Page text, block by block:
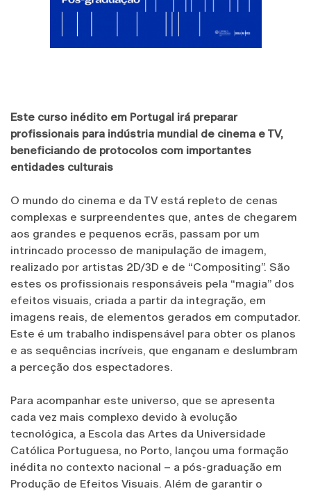
Este curso inédito em Portugal irá preparar
profissionais para indústria mundial de cinema e TV,
beneficiando de protocolos com importantes
entidades culturais
O mundo do cinema e da TV está repleto de cenas
complexas e surpreendentes que, antes de chegarem
aos grandes e pequenos ecrãs, passam por um
intrincado processo de manipulação de imagem,
realizado por artistas 2D/3D e de “Compositing”. São
estes os profissionais responsáveis pela “magia” dos
efeitos visuais, criada a partir da integração, em
imagens reais, de elementos gerados em computador.
Este é um trabalho indispensável para obter os planos
e as sequências incríveis, que enganam e deslumbram
a perceção dos espectadores.
Para acompanhar este universo, que se apresenta
cada vez mais complexo devido à evolução
tecnológica, a Escola das Artes da Universidade
Católica Portuguesa, no Porto, lançou uma formação
inédita no contexto nacional – a pós-graduação em
Produção de Efeitos Visuais. Além de garantir o